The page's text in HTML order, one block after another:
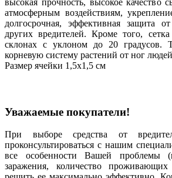
атмосферным воздействиям,
долгосрочная, эффективная защита
других вредителей. Кроме того,
склонах с уклоном до 20 градусов.
корневую систему растений от ног
Размер ячейки 1,5х1,5 см
Уважаемые покупатели!
При выборе средства от
проконсультироваться с нашим
все особенности Вашей проблемы
заражения, количество